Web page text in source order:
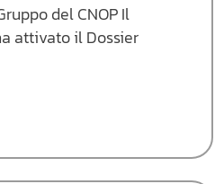
del CNOP Il
attivato il Dossier